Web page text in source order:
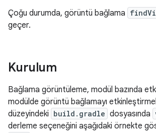
Çoğu durumda, görüntü bağlama
geçer.
Kurulum
Bağlama görüntüleme, modül bazında
modülde görüntü bağlamayı
düzeyindeki build.gradle dosyasında
derleme seçeneğini aşağıdaki örnekte